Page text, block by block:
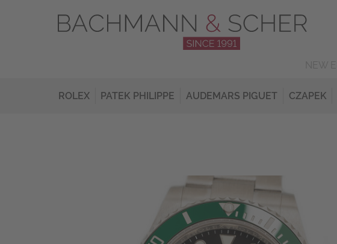
ROLEX PATEK PHILIPPE AUDEMARS PIGUET CZAPEK